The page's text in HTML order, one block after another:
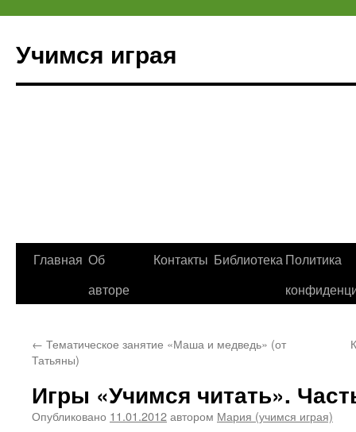
Учимся играя
Перейти
Главная Об
авторе
Контакты Библиотека Политика
← Тематическое занятие «Маша и медведь» (от
Татьяны)
Игры «Учимся читать».
Опубликовано 11.01.2012автором Мария (учимся играя)